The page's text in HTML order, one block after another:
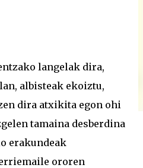
langelak dira,
albisteak ekoiztu,
dira atxikita egon ohi
tamaina desberdina
erakundeak
ororen